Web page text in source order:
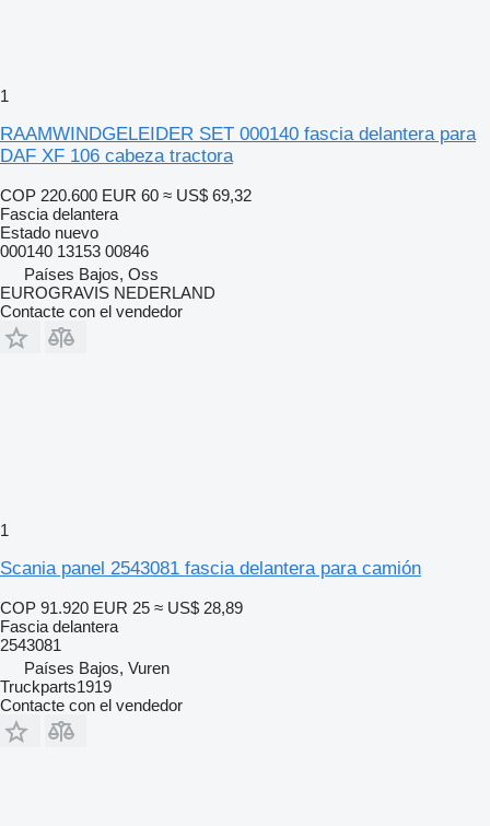
1
RAAMWINDGELEIDER SET 000140 fascia delantera para
DAF XF 106 cabeza tractora
COP 220.600 EUR 60 ≈ US$ 69,32
Fascia delantera
Estado nuevo
000140 13153 00846
Países Bajos, Oss
EUROGRAVIS NEDERLAND
Contacte con el vendedor
1
Scania panel 2543081 fascia delantera para camión
COP 91.920 EUR 25 ≈ US$ 28,89
Fascia delantera
2543081
Países Bajos, Vuren
Truckparts1919
Contacte con el vendedor